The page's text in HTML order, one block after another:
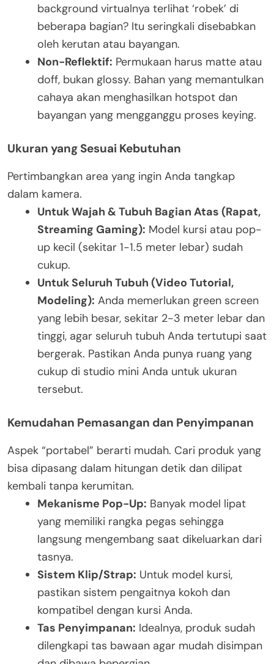
background virtualnya terlihat ‘robek’ di
beberapa bagian? Itu seringkali disebabkan
oleh kerutan atau bayangan.
Non-Reflektif: Permukaan harus matte atau
doff, bukan glossy. Bahan yang memantulkan
cahaya akan menghasilkan hotspot dan
bayangan yang mengganggu proses keying.
Ukuran yang Sesuai Kebutuhan
Pertimbangkan area yang ingin Anda tangkap
dalam kamera.
Untuk Wajah & Tubuh Bagian Atas (Rapat,
Streaming Gaming): Model kursi atau pop-
up kecil (sekitar 1-1.5 meter lebar) sudah
cukup.
Untuk Seluruh Tubuh (Video Tutorial,
Modeling): Anda memerlukan green screen
yang lebih besar, sekitar 2-3 meter lebar dan
tinggi, agar seluruh tubuh Anda tertutupi saat
bergerak. Pastikan Anda punya ruang yang
cukup di studio mini Anda untuk ukuran
tersebut.
Kemudahan Pemasangan dan Penyimpanan
Aspek “portabel” berarti mudah. Cari produk yang
bisa dipasang dalam hitungan detik dan dilipat
kembali tanpa kerumitan.
Mekanisme Pop-Up: Banyak model lipat
yang memiliki rangka pegas sehingga
langsung mengembang saat dikeluarkan dari
tasnya.
Sistem Klip/Strap: Untuk model kursi,
pastikan sistem pengaitnya kokoh dan
kompatibel dengan kursi Anda.
Tas Penyimpanan: Idealnya, produk sudah
dilengkapi tas bawaan agar mudah disimpan